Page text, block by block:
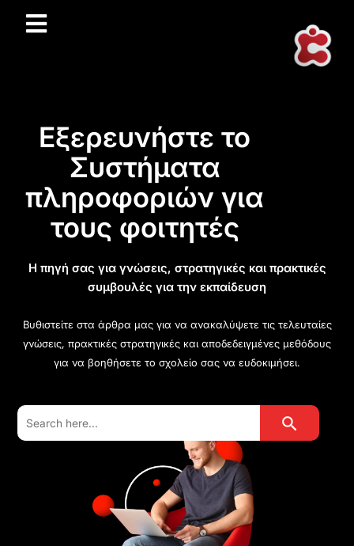
Εξερευνήστε το
Συστήματα
πληροφοριών για
τους φοιτητές
Η πηγή σας για γνώσεις, στρατηγικές και πρακτικές
συμβουλές για την εκπαίδευση
Βυθιστείτε στα άρθρα μας για να ανακαλύψετε τις τελευταίες
γνώσεις, πρακτικές στρατηγικές και αποδεδειγμένες μεθόδους
για να βοηθήσετε το σχολείο σας να ευδοκιμήσει.
Search
for:
Search Button